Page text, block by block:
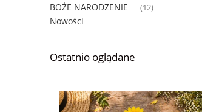
BOŻE NARODZENIE (12)
Nowości
Ostatnio oglądane